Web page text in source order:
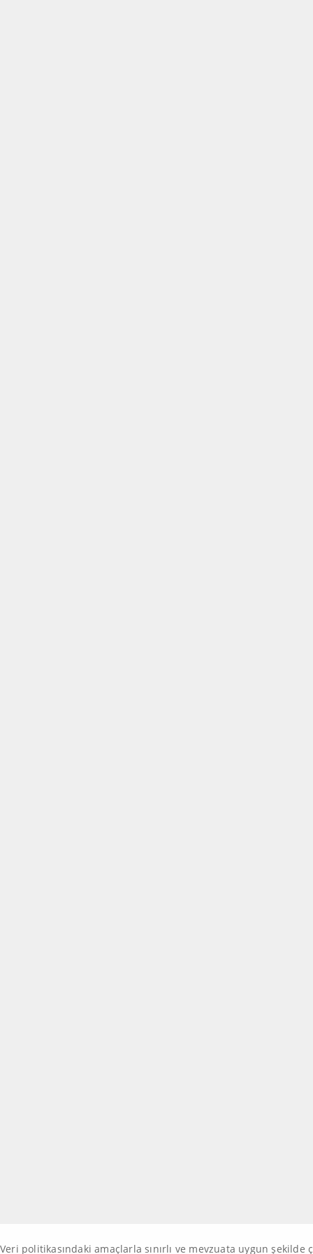
Veri politikasındaki amaçlarla sınırlı ve mevzuata uygun şekilde